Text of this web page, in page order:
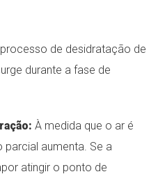
de desidratação de
durante a fase de
À medida que o ar é
aumenta. Se a
atingir o ponto de